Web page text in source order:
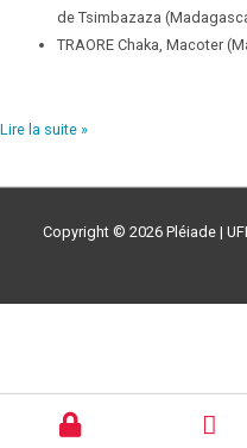
de Tsimbazaza
TRAORE Chaka, Macoter
Lire la suite »
Copyright © 2026 Pléiade|